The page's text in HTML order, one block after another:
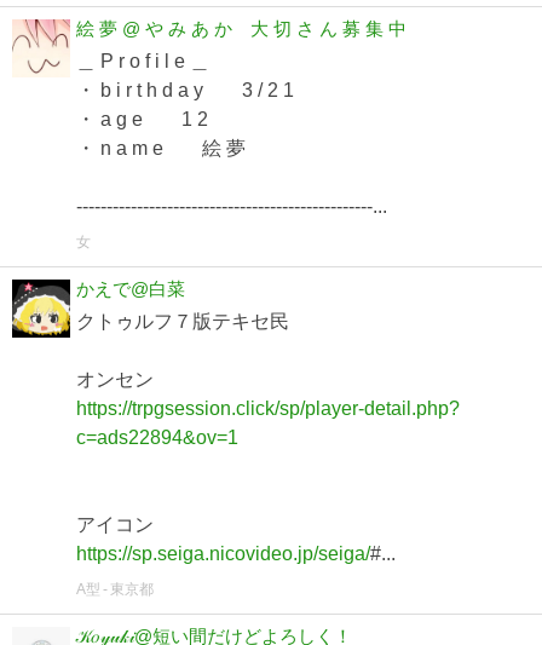
絵 夢 @ や み あ か 大 切 さ ん 募 集 中
＿ P r o f i l e ＿
・ b i r t h d a y 3 / 2 1
・ a g e 1 2
・ n a m e 絵 夢
-------------------------------------------------...
女
かえで@白菜
クトゥルフ７版テキセ民
オンセン
https://trpgsession.click/sp/player-detail.php?
c=ads22894&ov=1
アイコン
https://sp.seiga.nicovideo.jp/seiga/#...
A型 東京都
𝒦𝑜𝓎𝓊𝓀𝒾@短い間だけどよろしく！